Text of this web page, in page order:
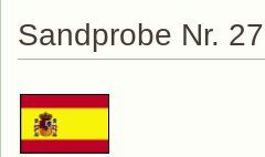
Sandprobe Nr.